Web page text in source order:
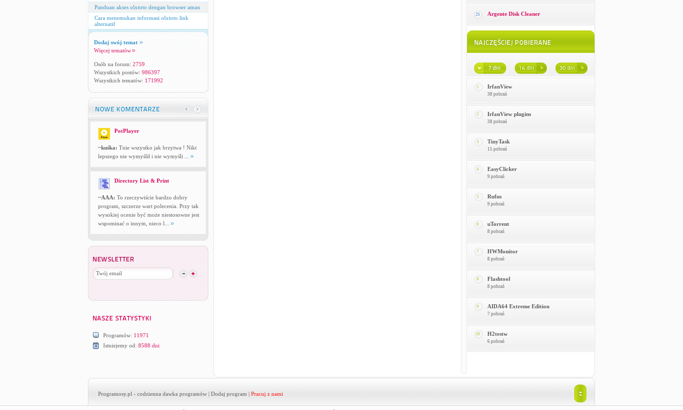
Panduan akses olxtoto dengan browser aman
Cara menemukan informasi olxtoto link
alternatif
Dodaj swój temat
Więcej tematów
Osób na forum: 2759
Wszystkich postów: 986397
Wszystkich tematów: 171992
PotPlayer
~kuśka: Tnie wszystko jak brzytwa ! Nikt
lepszego nie wymyślił i nie wymyśli ...
Directory List & Print
~AAA: To rzeczywiście bardzo dobry
program, szczerze wart polecenia. Przy tak
wysokiej ocenie być może niestosowne jest
wspominać o innym, nieco l...
Programów: 11971
Istniejemy od: 8588 dni
25 Argente Disk Cleaner
1 IrfanView
38 pobrań
2 IrfanView plugins
38 pobrań
3 TinyTask
15 pobrań
4 EasyClicker
9 pobrań
5 Rufus
9 pobrań
6 uTorrent
8 pobrań
7 HWMonitor
8 pobrań
8 Flashtool
8 pobrań
9 AIDA64 Extreme Edition
7 pobrań
10 H2testw
6 pobrań
Programosy.pl - codzienna dawka programów | Dodaj program | Pracuj z nami